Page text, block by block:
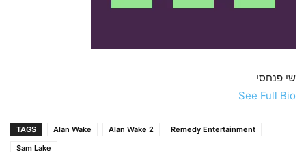
שי פנחסי
See Full Bio
TAGS Alan Wake Alan Wake 2
Remedy Entertainment
Sam Lake